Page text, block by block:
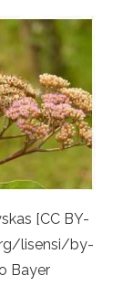
[CC BY-
lisensi/by-
Bayer